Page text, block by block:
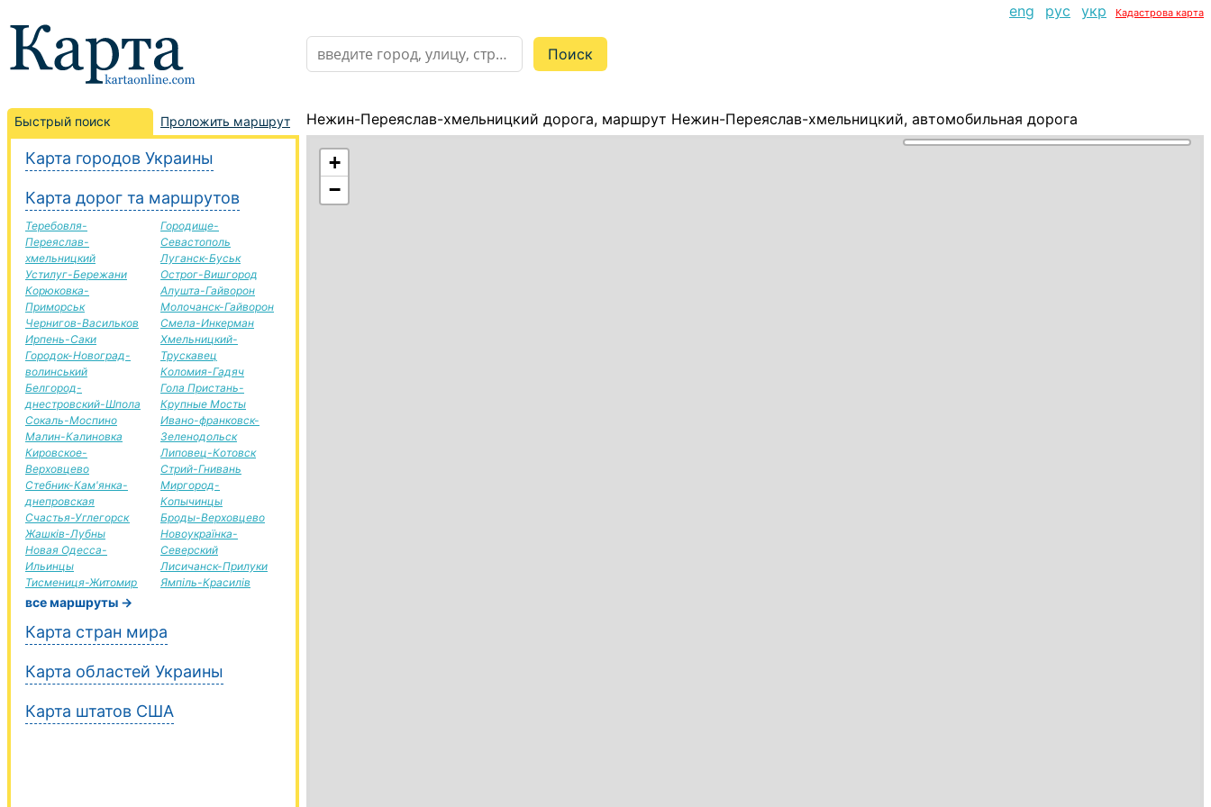
eng рус укр Кадастрова карта
Быстрый поиск Проложить маршрут
Карта городов Украины
Карта дорог та маршрутов
Теребовля-
Переяслав-
хмельницкий
Устилуг-Бережани
Корюковка-
Приморськ
Чернигов-Васильков
Ирпень-Саки
Городок-Новоград-
волинський
Белгород-
днестровский-Шпола
Сокаль-Моспино
Малин-Калиновка
Кировское-
Верховцево
Стебник-Кам'янка-
днепровская
Счастья-Углегорск
Жашків-Лубны
Новая Одесса-
Ильинцы
Тисмениця-Житомир
Городище-
Севастополь
Луганск-Буськ
Острог-Вишгород
Алушта-Гайворон
Молочанск-Гайворон
Смела-Инкерман
Хмельницкий-
Трускавец
Коломия-Гадяч
Гола Пристань-
Крупные Мосты
Ивано-франковск-
Зеленодольск
Липовец-Котовск
Стрий-Гнивань
Миргород-
Копычинцы
Броды-Верховцево
Новоукраїнка-
Северский
Лисичанск-Прилуки
Ямпіль-Красилів
все маршруты →
Карта стран мира
Карта областей Украины
Карта штатов США
Нежин-Переяслав-хмельницкий дорога, маршрут Нежин-Переяслав-хмельницкий, автомобильная дорога
+
−